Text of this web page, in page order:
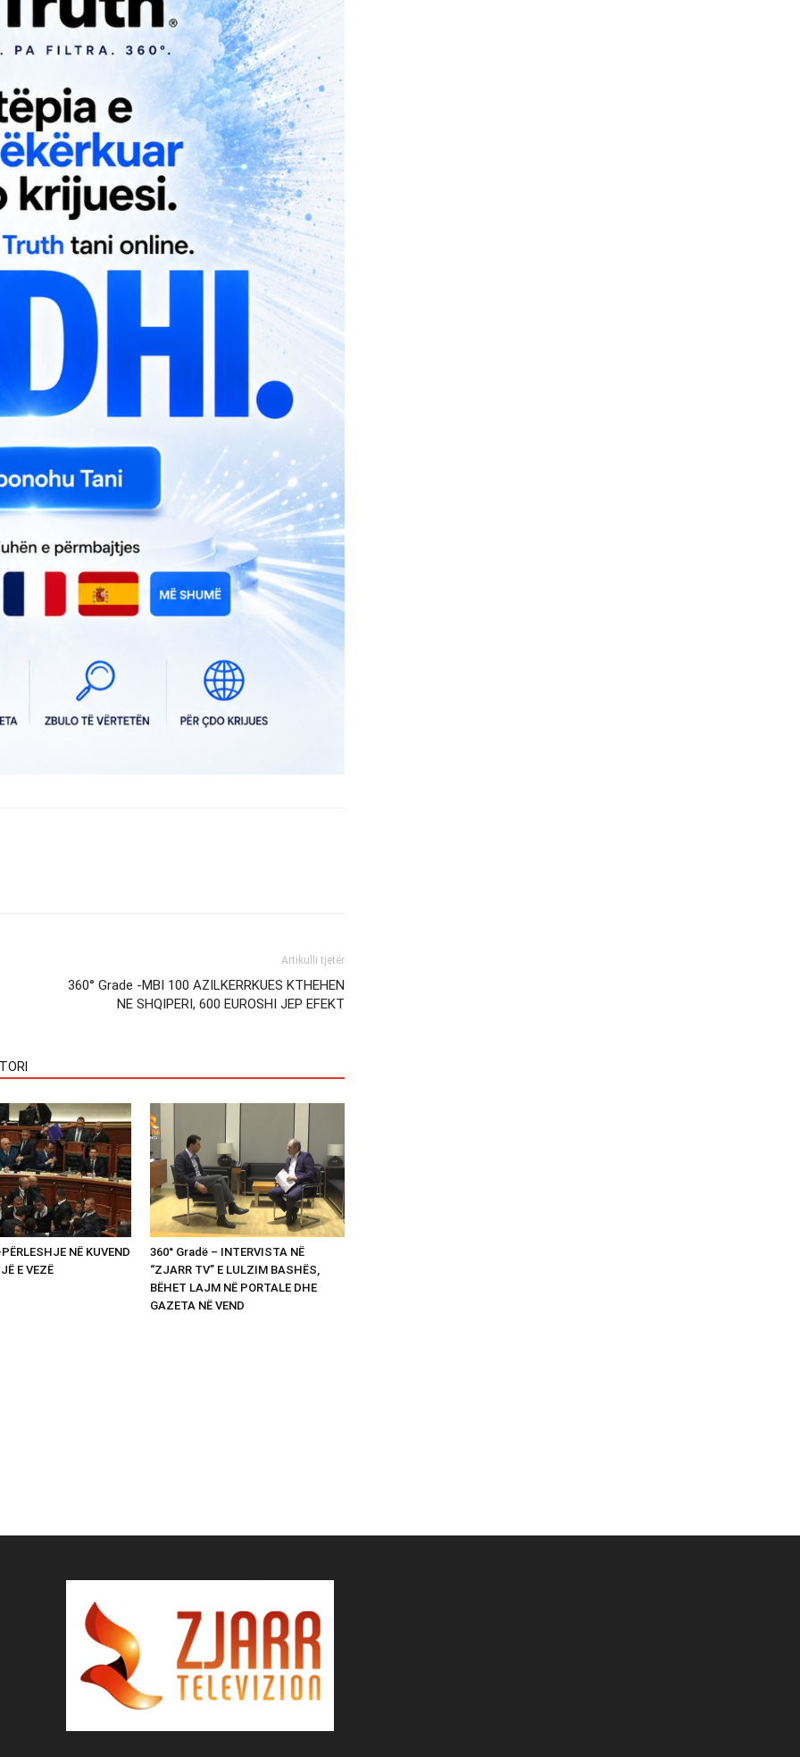
Artikulli tjetër
360° Grade -MBI 100 AZILKERRKUES KTHEHEN
NE SHQIPERI, 600 EUROSHI JEP EFEKT
NË KUVEND
E VEZË
360° Gradë – INTERVISTA NË
“ZJARR TV” E LULZIM BASHËS,
BËHET LAJM NË PORTALE DHE
GAZETA NË VEND